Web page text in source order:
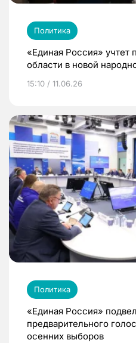
Политика
«Единая Россия»
области в новой
15:10 / 11.06.26
Политика
«Единая Россия»
предварительного
осенних выборов